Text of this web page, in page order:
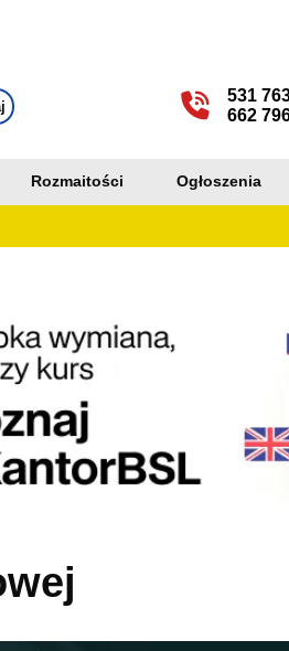
531
662
Rozmaitości Ogłoszenia